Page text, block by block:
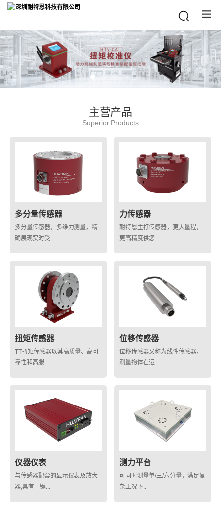
主营产品
Superior Products
多分量传感器
多分量传感器，多维力测量，精
确展现实时受...
力传感器
耐特恩主打传感器，更大量程，
更高精度供您...
扭矩传感器
TT扭矩传感器以其高质量、高可
靠性和高服...
位移传感器
位移传感器又称为线性传感器，
测量物体在运...
仪器仪表
与传感器配套的显示仪表及放大
器,具有一键...
测力平台
可同时测量单/三/六分量，满足复
杂工况下...